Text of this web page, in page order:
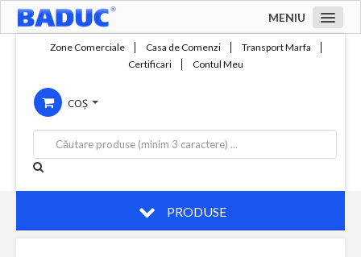
MENIU
Compania
Servicii
Productie
Contact
Zone Comerciale Casa de Comenzi
Transport Marfa
Certificari
Contul Meu
COȘ
PRODUSE